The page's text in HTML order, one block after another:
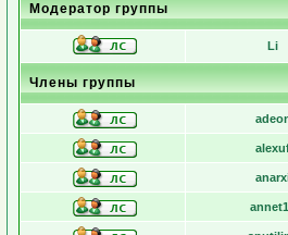
Модератор группы
Li
Члены группы